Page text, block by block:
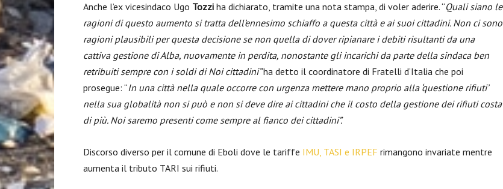
Anche l’ex vicesindaco Ugo Tozzi ha dichiarato, tramite una nota stampa, di voler aderire. “Quali siano le
ragioni di questo aumento si tratta dell’ennesimo schiaffo a questa città e ai suoi cittadini. Non ci sono
ragioni plausibili per questa decisione se non quella di dover ripianare i debiti risultanti da una
cattiva gestione di Alba, nuovamente in perdita, nonostante gli incarichi da parte della sindaca ben
retribuiti sempre con i soldi di Noi cittadini”ha detto il coordinatore di Fratelli d’Italia che poi
prosegue: “In una città nella quale occorre con urgenza mettere mano proprio alla ‘questione rifiuti’
nella sua globalità non si può e non si deve dire ai cittadini che il costo della gestione dei rifiuti costa
di più. Noi saremo presenti come sempre al fianco dei cittadini”.
Discorso diverso per il comune di Eboli dove le tariffe IMU, TASI e IRPEF rimangono invariate mentre
aumenta il tributo TARI sui rifiuti.